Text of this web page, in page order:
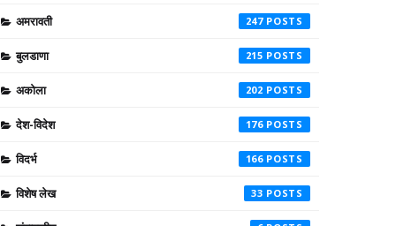
अमरावती 247
बुलडाणा 215
अकोला 202
देश-विदेश 176
विदर्भ 166
विशेष लेख 33